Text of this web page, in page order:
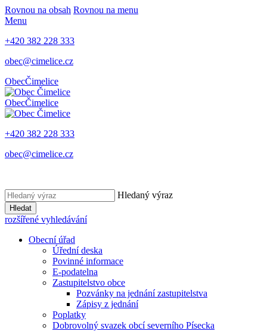
Rovnou na obsah Rovnou na menu
Menu
+420 382 228 333
obec@cimelice.cz
ObecČimelice
ObecČimelice
+420 382 228 333
obec@cimelice.cz
Hledaný výraz
Hledat
rozšířené vyhledávání
Obecní úřad
Úřední deska
Povinné informace
E-podatelna
Zastupitelstvo obce
Pozvánky na jednání zastupitelstva
Zápisy z jednání
Poplatky
Dobrovolný svazek obcí severního Písecka